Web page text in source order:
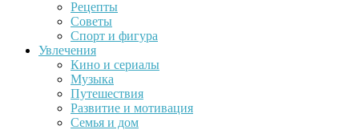
Рецепты
Советы
Спорт и фигура
Увлечения
Кино и сериалы
Музыка
Путешествия
Развитие и мотивация
Семья и дом